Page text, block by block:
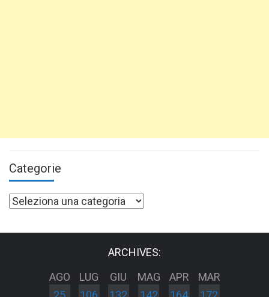
Categorie
Categorie
ARCHIVES:
AGO
LUG
GIU
MAG
APR
MAR